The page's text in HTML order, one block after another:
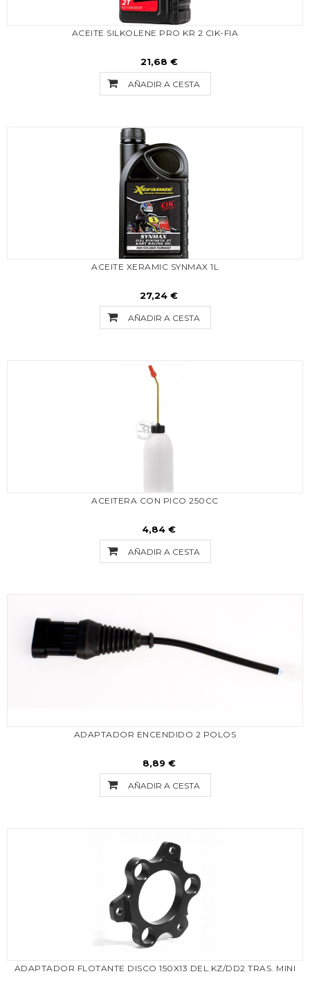
ACEITE SILKOLENE PRO KR 2 CIK-FIA
21,68 €
AÑADIR A CESTA
ACEITE XERAMIC SYNMAX 1L
27,24 €
AÑADIR A CESTA
ACEITERA CON PICO 250CC
4,84 €
AÑADIR A CESTA
ADAPTADOR ENCENDIDO 2 POLOS
8,89 €
AÑADIR A CESTA
ADAPTADOR FLOTANTE DISCO 150X13 DEL.KZ/DD2 TRAS. MINI